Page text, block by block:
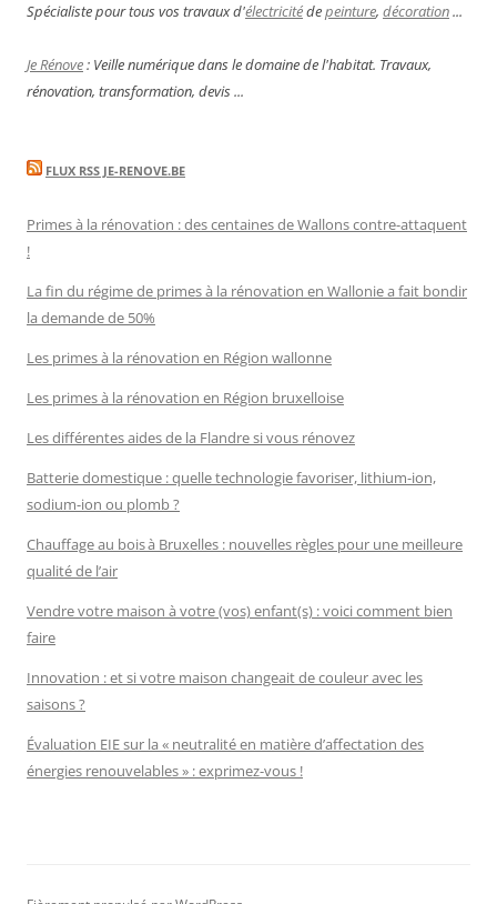
Spécialiste pour tous vos travaux d'électricitédepeinture, décoration...
Je Rénove: Veille numérique dans le domaine de l'habitat. Travaux,
rénovation, transformation, devis ...
FLUX RSS JE-RENOVE.BE
Primes à la rénovation : des centaines de Wallons contre-attaquent
!
La fin du régime de primes à la rénovation en Wallonie a fait bondir
la demande de 50%
Les primes à la rénovation en Région wallonne
Les primes à la rénovation en Région bruxelloise
Les différentes aides de la Flandre si vous rénovez
Batterie domestique : quelle technologie favoriser, lithium-ion,
sodium-ion ou plomb ?
Chauffage au bois à Bruxelles : nouvelles règles pour une meilleure
qualité de l’air
Vendre votre maison à votre (vos) enfant(s) : voici comment bien
faire
Innovation : et si votre maison changeait de couleur avec les
saisons ?
Évaluation EIE sur la « neutralité en matière d’affectation des
énergies renouvelables » : exprimez-vous !